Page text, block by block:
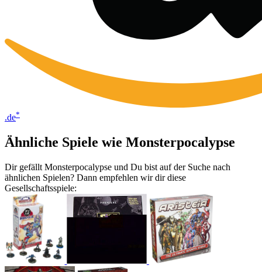
.de*
Ähnliche Spiele wie Monsterpocalypse
Dir gefällt Monsterpocalypse und Du bist auf der Suche nach
ähnlichen Spielen? Dann empfehlen wir dir diese
Gesellschaftsspiele: